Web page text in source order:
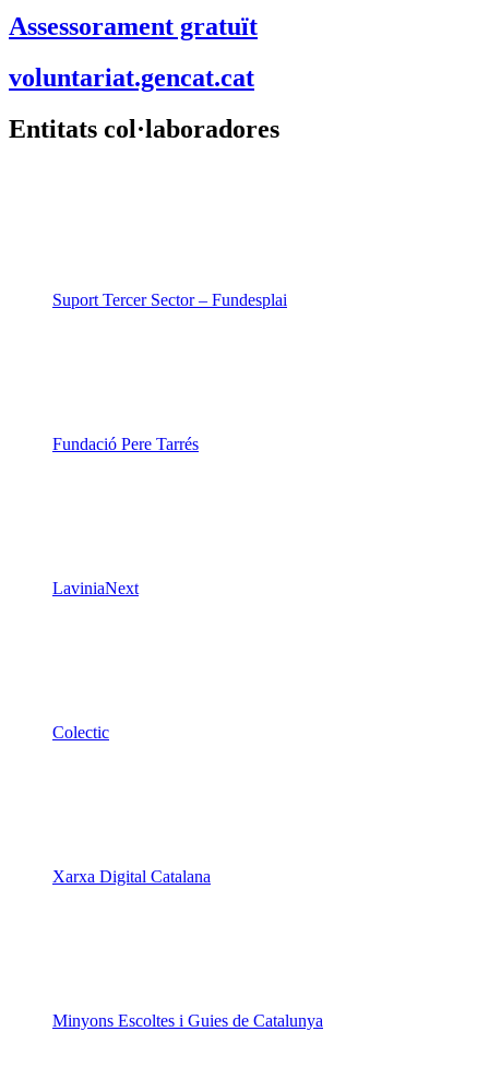
Assessorament gratuït
voluntariat.gencat.cat
Entitats col·laboradores
Suport Tercer Sector – Fundesplai
Fundació Pere Tarrés
LaviniaNext
Colectic
Xarxa Digital Catalana
Minyons Escoltes i Guies de Catalunya